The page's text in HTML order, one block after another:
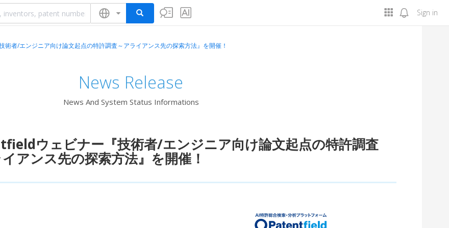
Sign in
者/エンジニア向け論文起点の特許調査～アライアンス先の探索方法』を開催！
News Release
News And System Status Informations
ウェビナー『技術者/エンジニア向け論文起点の特許調査
アンス先の探索方法』を開催！